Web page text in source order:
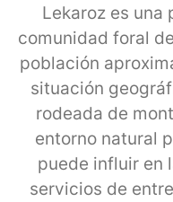
Lekaroz es una
comunidad foral
población
situación
rodeada de
entorno natural
puede influir en
servicios de